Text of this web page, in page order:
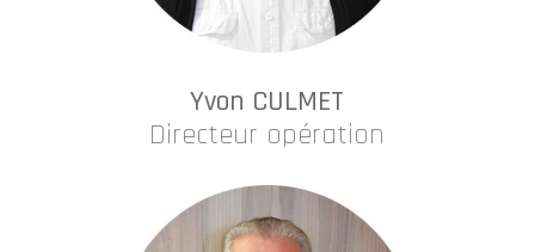
Yvon CULMET
Directeur opération